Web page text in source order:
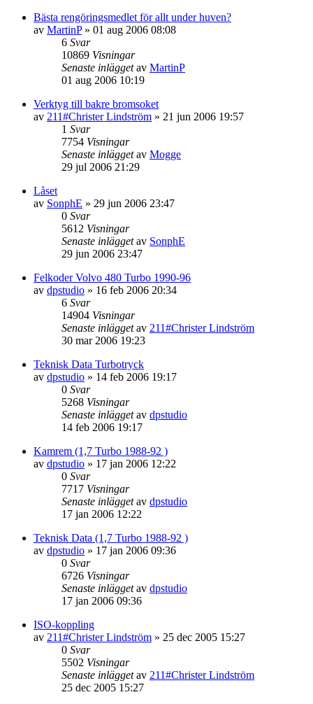
Bästa rengöringsmedlet för allt under huven?
av MartinP» 01 aug 2006 08:08
6 Svar
10869 Visningar
Senaste inläggetav MartinP
01 aug 2006 10:19
Verktyg till bakre bromsoket
av 211#Christer Lindström » 21 jun 2006 19:57
1 Svar
7754 Visningar
Senaste inläggetav Mogge
29 jul 2006 21:29
Låset
av SonphE » 29 jun 2006 23:47
0 Svar
5612 Visningar
Senaste inläggetav SonphE
29 jun 2006 23:47
Felkoder Volvo 480 Turbo 1990-96
av dpstudio » 16 feb 2006 20:34
6 Svar
14904 Visningar
Senaste inläggetav 211#Christer Lindström
30 mar 2006 19:23
Teknisk Data Turbotryck
av dpstudio » 14 feb 2006 19:17
0 Svar
5268 Visningar
Senaste inläggetav dpstudio
14 feb 2006 19:17
Kamrem (1,7 Turbo 1988-92 )
av dpstudio » 17 jan 2006 12:22
0 Svar
7717 Visningar
Senaste inläggetav dpstudio
17 jan 2006 12:22
Teknisk Data (1,7 Turbo 1988-92 )
av dpstudio » 17 jan 2006 09:36
0 Svar
6726 Visningar
Senaste inläggetav dpstudio
17 jan 2006 09:36
ISO-koppling
av 211#Christer Lindström » 25 dec 2005 15:27
0 Svar
5502 Visningar
Senaste inläggetav 211#Christer Lindström
25 dec 2005 15:27